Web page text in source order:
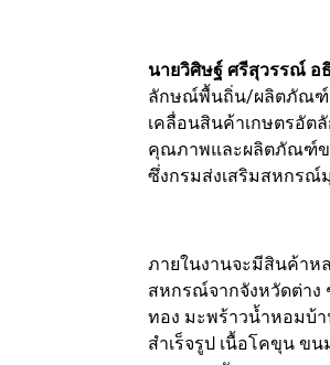
นายวิศิษฐ์ ศรีสุวรรณ์ อ
ลักษณ์พื้นถิ่น/ผลิตภัณฑ์ชุ
เคลื่อนสินค้าเกษตรอัต
คุณภาพและผลิตภัณฑ์ข
ซึ่งกรมส่งเสริมสหกร
ภายในงานจะมีสินค้า
สหกรณ์จากจังหวัดต่าง
ทอง มะพร้าวน้ำหอมบ้า
สำเร็จรูป เนื้อโคขุน ข